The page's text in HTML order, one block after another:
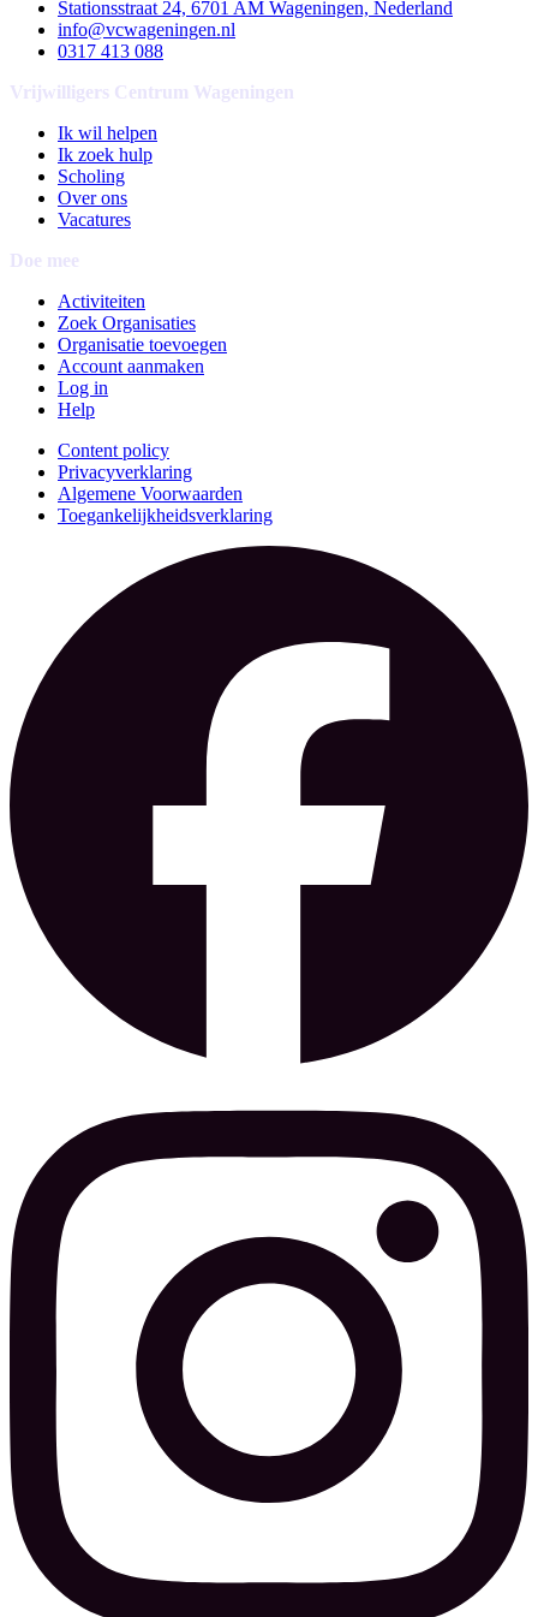
Stationsstraat 24, 6701 AM Wageningen, Nederland
info@vcwageningen.nl
0317 413 088
Vrijwilligers Centrum Wageningen
Ik wil helpen
Ik zoek hulp
Scholing
Over ons
Vacatures
Doe mee
Activiteiten
Zoek Organisaties
Organisatie toevoegen
Account aanmaken
Log in
Help
Content policy
Privacyverklaring
Algemene Voorwaarden
Toegankelijkheidsverklaring